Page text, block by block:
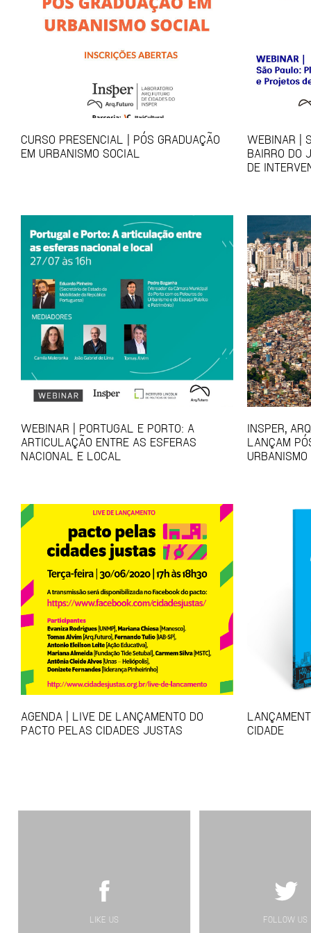
CURSO PRESENCIAL | PÓS GRADUAÇÃO
EM URBANISMO SOCIAL
WEBINAR |
BAIRRO DO
DE
WEBINAR | PORTUGAL E PORTO: A
ARTICULAÇÃO ENTRE AS ESFERAS
NACIONAL E LOCAL
INSPER,
LANÇAM
AGENDA | LIVE DE LANÇAMENTO DO
PACTO PELAS CIDADES JUSTAS
CIDADE
LIKE US FOLLOW US